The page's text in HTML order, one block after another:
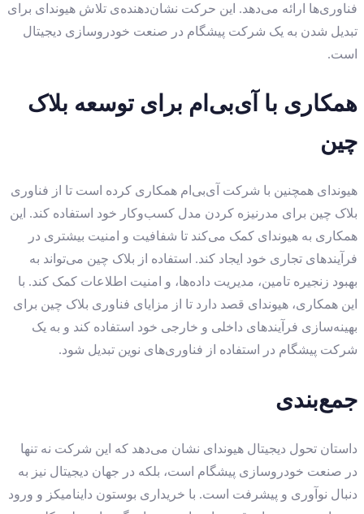
فناوری‌ها ارائه می‌دهد. این حرکت نشان‌دهنده‌ی تلاش هیوندای برای
تبدیل شدن به یک شرکت پیشگام در صنعت خودروسازی دیجیتال
است.
همکاری با آی‌بی‌ام برای توسعه بلاک
چین
هیوندای همچنین با شرکت آی‌بی‌ام همکاری کرده است تا از فناوری
بلاک چین برای مدرنیزه کردن مدل کسب‌و‌کار خود استفاده کند. این
همکاری به هیوندای کمک می‌کند تا شفافیت و امنیت بیشتری در
فرآیندهای تجاری خود ایجاد کند. استفاده از بلاک چین می‌تواند به
بهبود زنجیره تامین، مدیریت داده‌ها، و امنیت اطلاعات کمک کند. با
این همکاری، هیوندای قصد دارد تا از مزایای فناوری بلاک چین برای
بهینه‌سازی فرآیندهای داخلی و خارجی خود استفاده کند و به یک
شرکت پیشگام در استفاده از فناوری‌های نوین تبدیل شود.
جمع‌بندی
داستان تحول دیجیتال هیوندای نشان می‌دهد که این شرکت نه تنها
در صنعت خودروسازی پیشگام است، بلکه در جهان دیجیتال نیز به
دنبال نوآوری و پیشرفت است. با خریداری بوستون داینامیکز و ورود